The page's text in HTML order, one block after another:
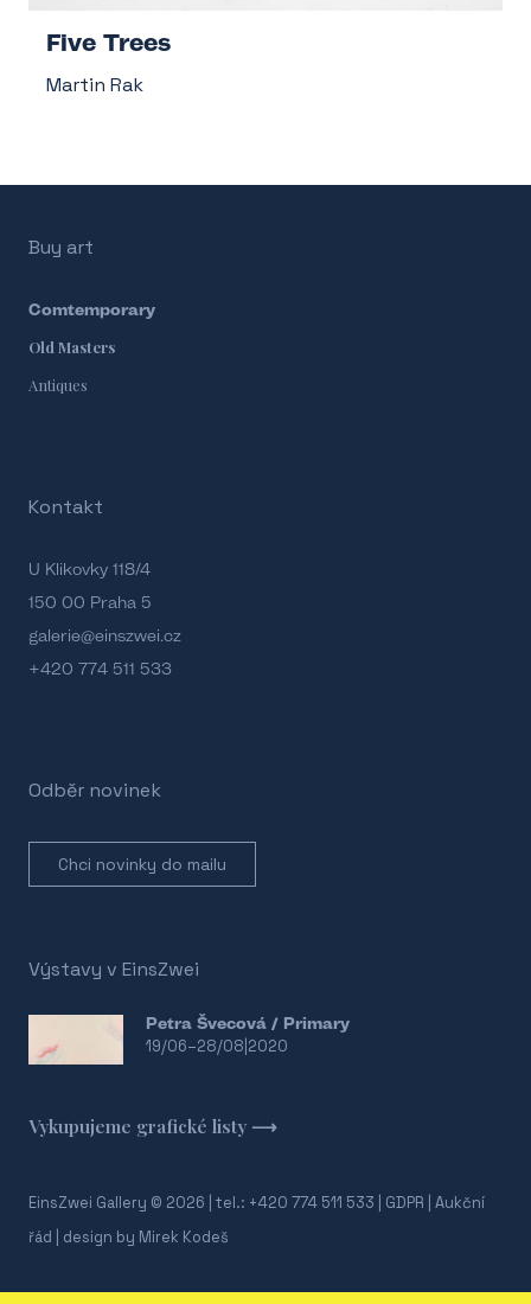
Five Trees
Martin Rak
Buy art
Comtemporary
Old Masters
Antiques
Kontakt
U Klikovky 118/4
150 00 Praha 5
galerie@einszwei.cz
+420 774 511 533
Odběr novinek
Chci novinky do mailu
Výstavy v EinsZwei
Petra Švecová / Primary
19/06–28/08|2020
Vykupujeme grafické listy ⟶
EinsZwei Gallery © 2026 | tel.: +420 774 511 533 | GDPR Aukční
řád | design by Mirek Kodeš